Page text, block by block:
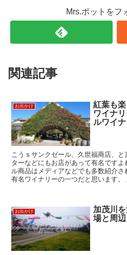
Mrs.ポットをフ
関連記事
お出かけ
紅葉も
ワイナ
ルワイ
こうｓサンクゼール、久世福商店、
ターなどにもお店があって有名です
ル商品はメディアなどでも多数紹介
有名ワイナリーの一つだと思います。
お出かけ
加茂川
場と周